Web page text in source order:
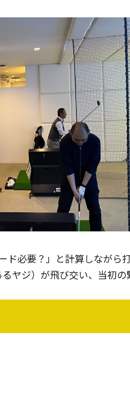
必要？」と計算しながら
ヤジ）が飛び交い、当初の